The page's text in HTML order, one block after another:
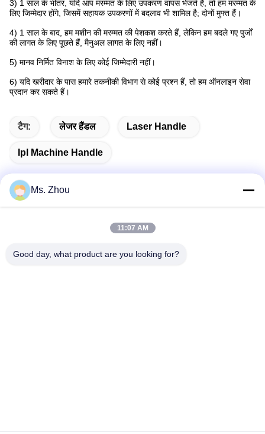
3) 1 साल के भीतर, यदि आप मरम्मत के लिए उपकरण वापस भेजते हैं, तो हम मरम्मत के
लिए जिम्मेदार होंगे, जिसमें सहायक उपकरणों में बदलाव भी शामिल है; दोनों मुफ्त हैं।
4) 1 साल के बाद, हम मशीन की मरम्मत की पेशकश करते हैं, लेकिन हम बदले गए पुर्जों
की लागत के लिए पूछते हैं, मैनुअल लागत के लिए नहीं।
5) मानव निर्मित विनाश के लिए कोई जिम्मेदारी नहीं।
6) यदि खरीदार के पास हमारे तकनीकी विभाग से कोई प्रश्न हैं, तो हम ऑनलाइन सेवा
प्रदान कर सकते हैं।
टैग: लेजर हैंडल Laser Handle
Ipl Machine Handle
पता
Ms. Zhou
11:07 AM
Good day, what product are you looking for?